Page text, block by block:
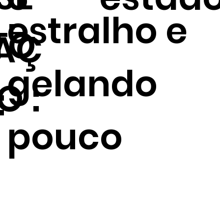
.
estralho e
gelando
pouco
: